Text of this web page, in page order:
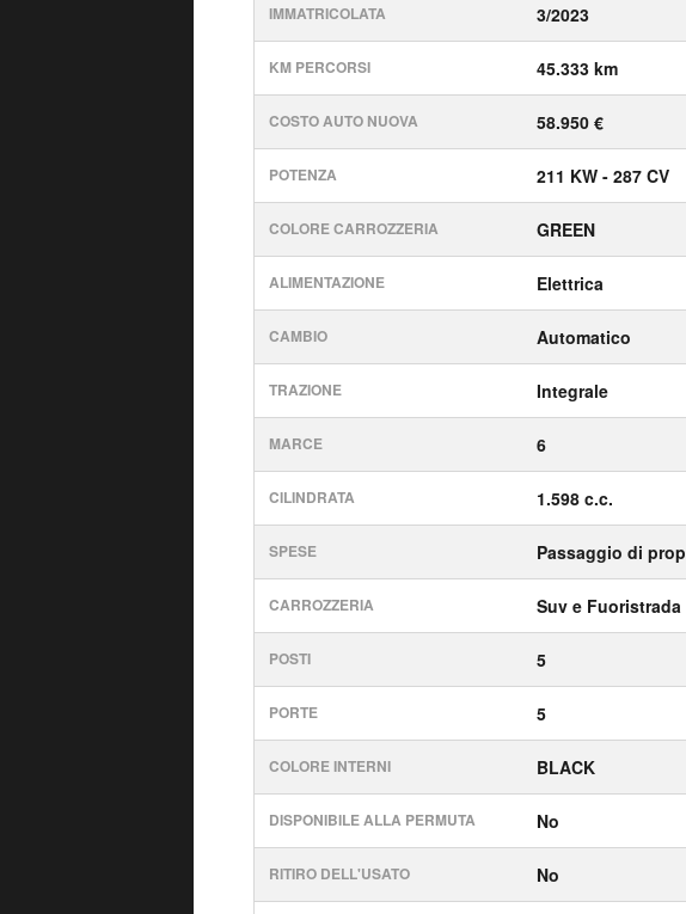
IMMATRICOLATA 3/2023
KM PERCORSI 45.333 km
COSTO AUTO NUOVA 58.950 €
POTENZA 211 KW - 287 CV
COLORE CARROZZERIA GREEN
ALIMENTAZIONE Elettrica
CAMBIO Automatico
TRAZIONE Integrale
MARCE 6
CILINDRATA 1.598 c.c.
SPESE Passaggio di
CARROZZERIA Suv e Fuoristrada
POSTI 5
PORTE 5
COLORE INTERNI BLACK
DISPONIBILE ALLA PERMUTA No
RITIRO DELL'USATO No